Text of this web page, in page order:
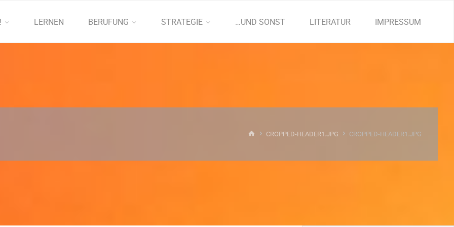
LERNEN BERUFUNG STRATEGIE …UND SONST LITERATUR IMPRESSUM
START
CROPPED-HEADER1.JPG CROPPED-HEADER1.JPG